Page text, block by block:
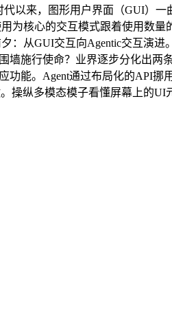
以来，图形用户界面（GUI）
为核心的交互模式跟着使用数
：从GUI交互向Agentic交互演进
施行使命？业界逐步分化出两
功能。Agent通过布局化的API挪
操纵多模态模子看懂屏幕上的